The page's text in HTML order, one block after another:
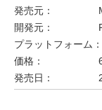
発売元：
開発元：
プラットフォーム：
価格：
発売日：